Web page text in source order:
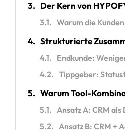
3. Der Kern von
3.1. Warum die
4. Strukturierte
4.1. Endkunde:
4.2. Tippgeber:
5. Warum Tool-
5.1. Ansatz A: CRM
5.2. Ansatz B: CRM +